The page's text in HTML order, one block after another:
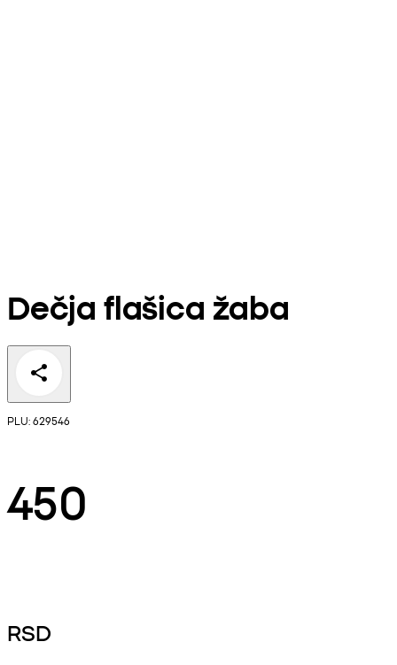
Dečja flašica žaba
PLU: 629546
450
RSD